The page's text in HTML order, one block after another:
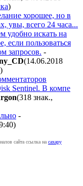
)
хорошее, но в
увы, всего 24 часа...
удобно искать на
если пользоваться
запросов. -
(14.06.2018
)
Sentinel. В компе
(318 знак.,
-
)
сайта ссылка на caxapу